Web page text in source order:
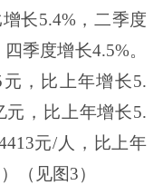
长5.4%，二季度
季度增长4.5%。
，比上年增长5.
元，比上年增长5.
元/人，比上年
（见图3）